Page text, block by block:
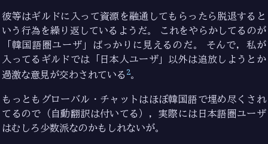
彼等はギルドに入って資源を融通してもらったら脱退すると
いう行為を繰り返しているようだ。 これをやらかしてるのが
「韓国語圏ユーザ」ばっかりに見えるのだ。 そんで，私が
入ってるギルドでは「日本人ユーザ」以外は追放しようとか
過激な意見が交わされている 2。
もっともグローバル・チャットはほぼ韓国語で埋め尽くされ
てるので（自動翻訳は付いてる），実際には日本語圏ユーザ
はむしろ少数派なのかもしれないが。